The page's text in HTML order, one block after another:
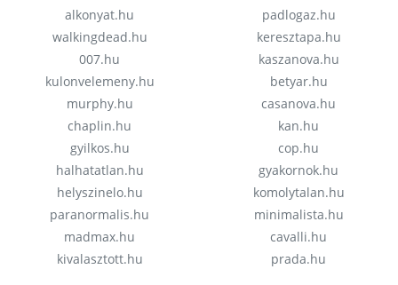
alkonyat.hu
walkingdead.hu
007.hu
kulonvelemeny.hu
murphy.hu
chaplin.hu
gyilkos.hu
halhatatlan.hu
helyszinelo.hu
paranormalis.hu
madmax.hu
kivalasztott.hu
padlogaz.hu
keresztapa.hu
kaszanova.hu
betyar.hu
casanova.hu
kan.hu
cop.hu
gyakornok.hu
komolytalan.hu
minimalista.hu
cavalli.hu
prada.hu